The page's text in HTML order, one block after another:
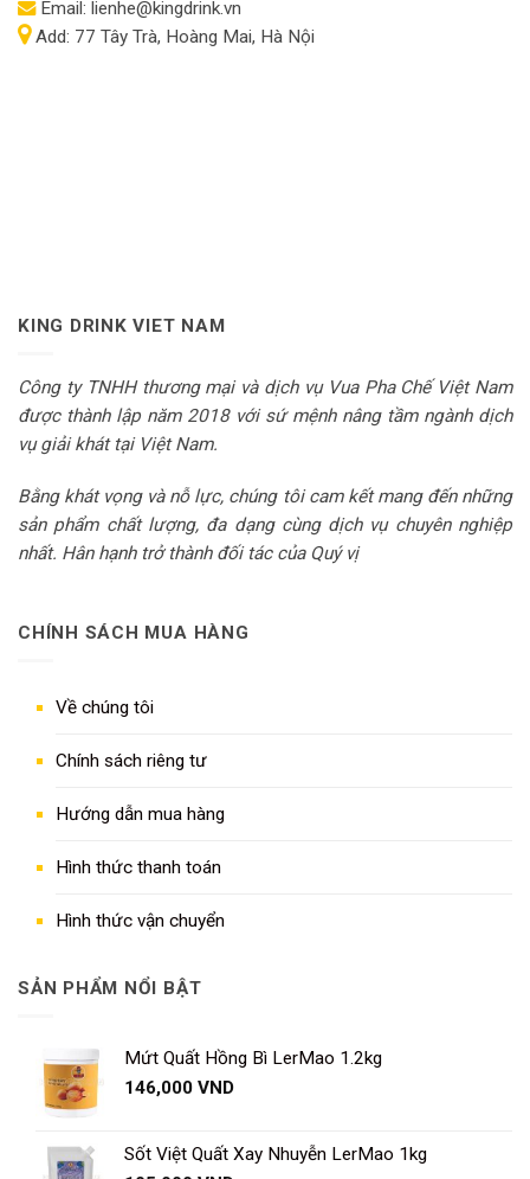
Email: lienhe@kingdrink.vn
Add: 77 Tây Trà, Hoàng Mai, Hà Nội
KING DRINK VIET NAM
Công ty TNHH thương mại và dịch vụ Vua Pha Chế Việt Nam
được thành lập năm 2018 với sứ mệnh nâng tầm ngành dịch
vụ giải khát tại Việt Nam.
Bằng khát vọng và nỗ lực, chúng tôi cam kết mang đến những
sản phẩm chất lượng, đa dạng cùng dịch vụ chuyên nghiệp
nhất. Hân hạnh trở thành đối tác của Quý vị
CHÍNH SÁCH MUA HÀNG
Về chúng tôi
Chính sách riêng tư
Hướng dẫn mua hàng
Hình thức thanh toán
Hình thức vận chuyển
SẢN PHẨM NỔI BẬT
Mứt Quất Hồng Bì LerMao 1.2kg
146,000 VND
Sốt Việt Quất Xay Nhuyễn LerMao 1kg